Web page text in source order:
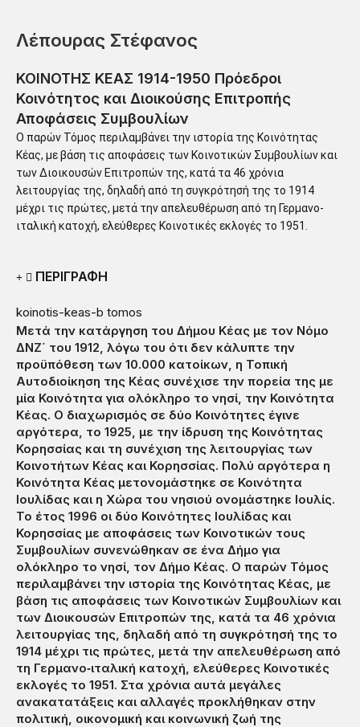
Λέπουρας Στέφανος
ΚΟΙΝΟΤΗΣ ΚΕΑΣ 1914-1950 Πρόεδροι
Κοινότητος και Διοικούσης Επιτροπής
Αποφάσεις Συμβουλίων
Ο παρών Τόμος περιλαμβάνει την ιστορία της Κοινότητας
Κέας, με βάση τις αποφάσεις των Κοινοτικών Συμβουλίων και
των Διοικουσών Επιτροπών της, κατά τα 46 χρόνια
λειτουργίας της, δηλαδή από τη συγκρότησή της το 1914
μέχρι τις πρώτες, μετά την απελευθέρωση από τη Γερμανο‐
ιταλική κατοχή, ελεύθερες Κοινοτικές εκλογές το 1951.
ΠΕΡΙΓΡΑΦΗ
koinotis-keas-b tomos
Μετά την κατάργηση του Δήμου Κέας με τον Νόμο
ΔΝΖ΄ του 1912, λόγω του ότι δεν κάλυπτε την
προϋπόθεση των 10.000 κατοίκων, η Τοπική
Αυτοδιοίκηση της Κέας συνέχισε την πορεία της με
μία Κοινότητα για ολόκληρο το νησί, την Κοινότητα
Κέας. Ο διαχωρισμός σε δύο Κοινότητες έγινε
αργότερα, το 1925, με την ίδρυση της Κοινότητας
Κορησσίας και τη συνέχιση της λειτουργίας των
Κοινοτήτων Κέας και Κορησσίας. Πολύ αργότερα η
Κοινότητα Κέας μετονομάστηκε σε Κοινότητα
Ιουλίδας και η Χώρα του νησιού ονομάστηκε Ιουλίς.
Το έτος 1996 οι δύο Κοινότητες Ιουλίδας και
Κορησσίας με αποφάσεις των Κοινοτικών τους
Συμβουλίων συνενώθηκαν σε ένα Δήμο για
ολόκληρο το νησί, τον Δήμο Κέας. Ο παρών Τόμος
περιλαμβάνει την ιστορία της Κοινότητας Κέας, με
βάση τις αποφάσεις των Κοινοτικών Συμβουλίων και
των Διοικουσών Επιτροπών της, κατά τα 46 χρόνια
λειτουργίας της, δηλαδή από τη συγκρότησή της το
1914 μέχρι τις πρώτες, μετά την απελευθέρωση από
τη Γερμανο‐ιταλική κατοχή, ελεύθερες Κοινοτικές
εκλογές το 1951. Στα χρόνια αυτά μεγάλες
ανακατατάξεις και αλλαγές προκλήθηκαν στην
πολιτική, οικονομική και κοινωνική ζωή της